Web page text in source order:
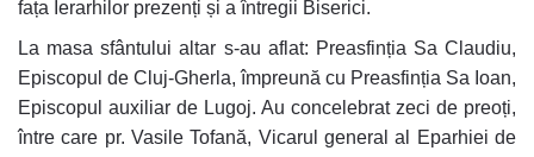
fața Ierarhilor prezenți și a întregii Biserici.
La masa sfântului altar s-au aflat: Preasfinția Sa Claudiu,
Episcopul de Cluj-Gherla, împreună cu Preasfinția Sa Ioan,
Episcopul auxiliar de Lugoj. Au concelebrat zeci de preoți,
între care pr. Vasile Tofană, Vicarul general al Eparhiei de